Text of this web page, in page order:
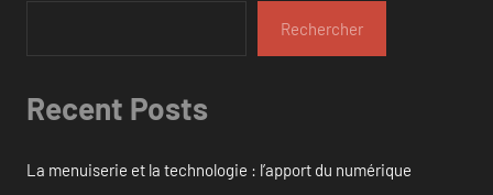
Rechercher
Recent Posts
La menuiserie et la technologie : l’apport du numérique